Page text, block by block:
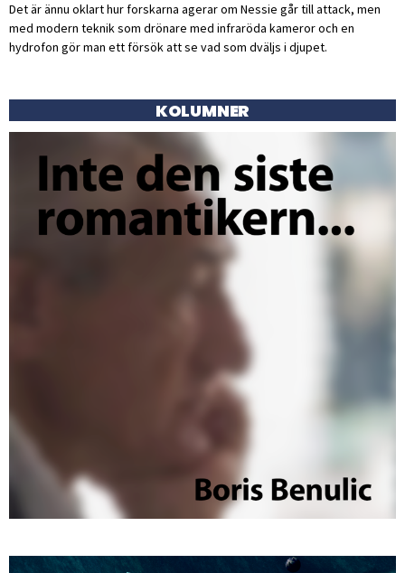
Det är ännu oklart hur forskarna agerar om Nessie går till attack, men
med modern teknik som drönare med infraröda kameror och en
hydrofon gör man ett försök att se vad som dväljs i djupet.
KOLUMNER